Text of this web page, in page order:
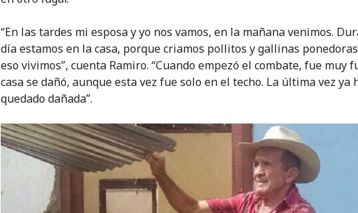
“En las tardes mi esposa y yo nos vamos, en la mañana venimos.
día estamos en la casa, porque criamos pollitos y gallinas
eso vivimos”, cuenta Ramiro. “Cuando empezó el combate, fue muy
casa se dañó, aunque esta vez fue solo en el techo. La última vez ya
quedado dañada”.